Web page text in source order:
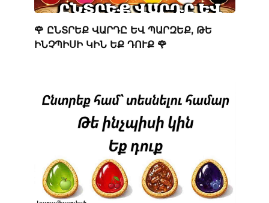
🌹 ԸՆՏՐԵՔ ՎԱՐԴԸ ԵՎ ՊԱՐԶԵՔ, ԹԵ
ԻՆՉՊԻՍԻ ԿԻՆ ԵՔ ԴՈՒՔ 🌹